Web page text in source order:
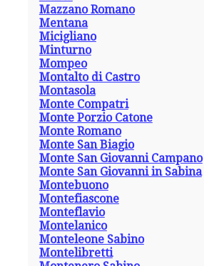
Mazzano Romano
Mentana
Micigliano
Minturno
Mompeo
Montalto di Castro
Montasola
Monte Compatri
Monte Porzio Catone
Monte Romano
Monte San Biagio
Monte San Giovanni Campano
Monte San Giovanni in Sabina
Montebuono
Montefiascone
Monteflavio
Montelanico
Monteleone Sabino
Montelibretti